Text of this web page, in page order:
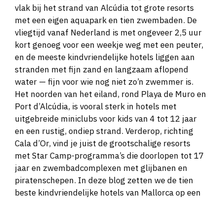
vlak bij het strand van Alcúdia tot grote resorts
met een eigen aquapark en tien zwembaden. De
vliegtijd vanaf Nederland is met ongeveer 2,5 uur
kort genoeg voor een weekje weg met een peuter,
en de meeste kindvriendelijke hotels liggen aan
stranden met fijn zand en langzaam aflopend
water — fijn voor wie nog niet zo’n zwemmer is.
Het noorden van het eiland, rond Playa de Muro en
Port d’Alcúdia, is vooral sterk in hotels met
uitgebreide miniclubs voor kids van 4 tot 12 jaar
en een rustig, ondiep strand. Verderop, richting
Cala d’Or, vind je juist de grootschalige resorts
met Star Camp-programma’s die doorlopen tot 17
jaar en zwembadcomplexen met glijbanen en
piratenschepen. In deze blog zetten we de tien
beste kindvriendelijke hotels van Mallorca op een